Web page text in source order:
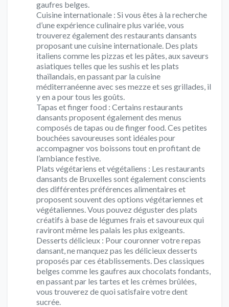
gaufres belges.
Cuisine internationale : Si vous êtes à la recherche
d’une expérience culinaire plus variée, vous
trouverez également des restaurants dansants
proposant une cuisine internationale. Des plats
italiens comme les pizzas et les pâtes, aux saveurs
asiatiques telles que les sushis et les plats
thaïlandais, en passant par la cuisine
méditerranéenne avec ses mezze et ses grillades, il
y en a pour tous les goûts.
Tapas et finger food : Certains restaurants
dansants proposent également des menus
composés de tapas ou de finger food. Ces petites
bouchées savoureuses sont idéales pour
accompagner vos boissons tout en profitant de
l’ambiance festive.
Plats végétariens et végétaliens : Les restaurants
dansants de Bruxelles sont également conscients
des différentes préférences alimentaires et
proposent souvent des options végétariennes et
végétaliennes. Vous pouvez déguster des plats
créatifs à base de légumes frais et savoureux qui
raviront même les palais les plus exigeants.
Desserts délicieux : Pour couronner votre repas
dansant, ne manquez pas les délicieux desserts
proposés par ces établissements. Des classiques
belges comme les gaufres aux chocolats fondants,
en passant par les tartes et les crèmes brûlées,
vous trouverez de quoi satisfaire votre dent
sucrée.